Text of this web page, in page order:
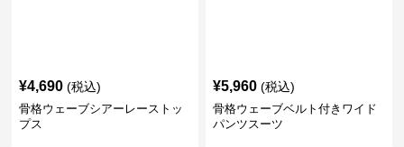
¥4,690 (税込)
骨格ウェーブシアーレーストッ
プス
¥5,960 (税込)
骨格ウェーブベルト付きワイド
パンツスーツ